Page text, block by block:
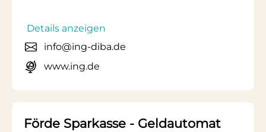
Details anzeigen
info@ing-diba.de
www.ing.de
Förde Sparkasse - Geldautomat